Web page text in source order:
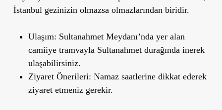
İstanbul gezinizin olmazsa olmazlarından biridir.
Ulaşım: Sultanahmet Meydanı’nda yer alan
camiiye tramvayla Sultanahmet durağında inerek
ulaşabilirsiniz.
Ziyaret Önerileri: Namaz saatlerine dikkat ederek
ziyaret etmeniz gerekir.